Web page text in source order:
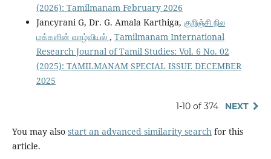
(2026): Tamilmanam February 2026
Jancyrani G, Dr. G. Amala Karthiga, குறிஞ்சி நில
மக்களின் வாழ்வியல் , Tamilmanam International
Research Journal of Tamil Studies: Vol. 6 No. 02
(2025): TAMILMANAM SPECIAL ISSUE DECEMBER
2025
1-10 of 374 NEXT
You may also start an advanced similarity searchfor this
article.